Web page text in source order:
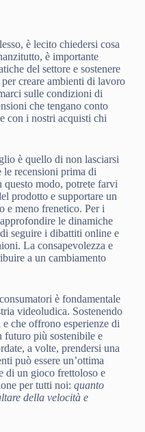
è lecito chiedersi cosa
è importante
del settore e sostenere
creare ambienti di lavoro
sulle condizioni di
che tengano conto
con i nostri acquisti chi
è quello di non lasciarsi
le recensioni prima di
questo modo, potrete farvi
prodotto e supportare un
e meno frenetico. Per i
le dinamiche
seguire i dibattiti online e
La consapevolezza e
a un cambiamento
è fondamentale
videoludica. Sostenendo
che offrono esperienze di
futuro più sostenibile e
a volte, prendersi una
può essere un’ottima
di un gioco frettoloso e
per tutti noi: quanto
della velocità e